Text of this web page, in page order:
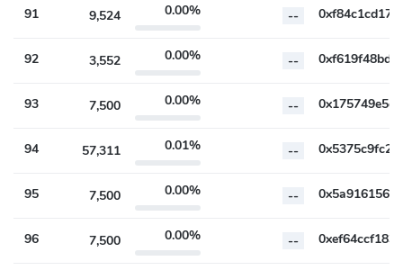
91 9,524 0.00% --
92 3,552 0.00% --
93 7,500 0.00% --
94 57,311 0.01% --
95 7,500 0.00% --
96 7,500 0.00% --